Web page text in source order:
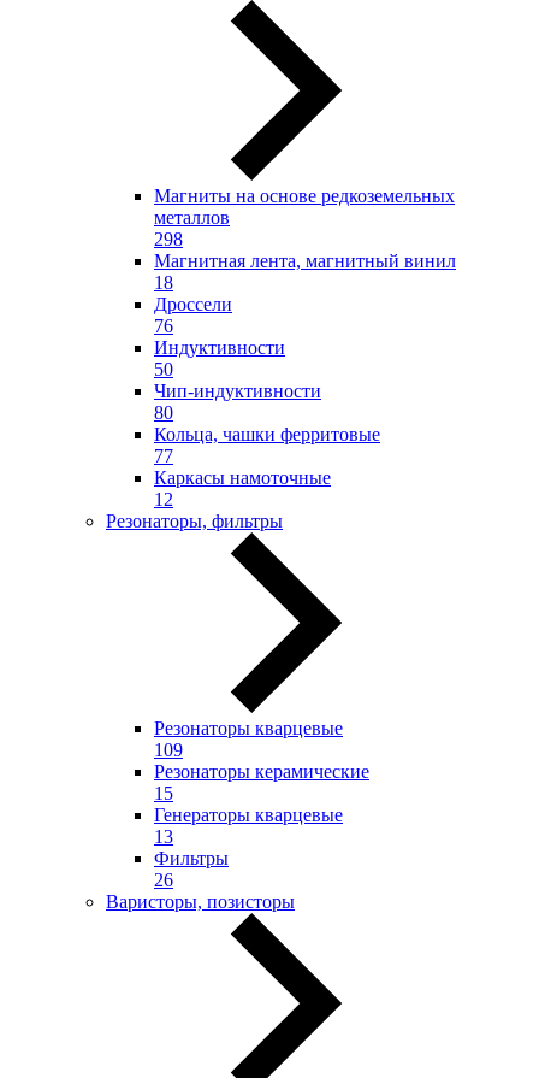
Магниты на основе редкоземельных
металлов
298
Магнитная лента, магнитный винил
18
Дроссели
76
Индуктивности
50
Чип-индуктивности
80
Кольца, чашки ферритовые
77
Каркасы намоточные
12
Резонаторы, фильтры
Резонаторы кварцевые
109
Резонаторы керамические
15
Генераторы кварцевые
13
Фильтры
26
Варисторы, позисторы